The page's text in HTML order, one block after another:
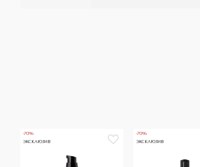
-70%
ЭКСКЛЮЗИВ
-70%
ЭКСКЛЮЗИВ